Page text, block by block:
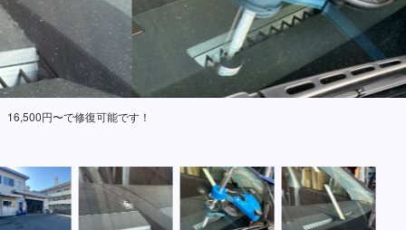
16,500円〜で修復可能です！